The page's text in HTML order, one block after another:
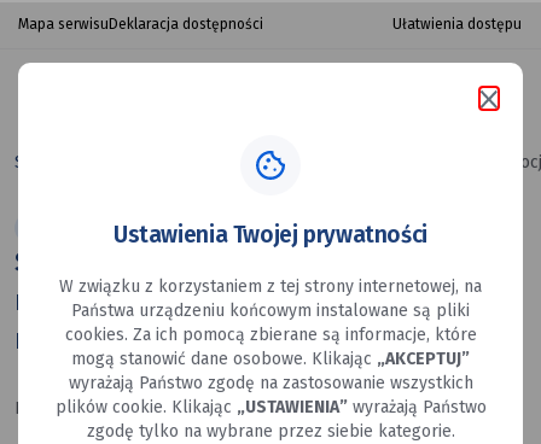
przejdź do nawigacji strony
przejdź do treści strony
przejdź do stopki strony
Siatkarski
maraton
Za
emocjonujący
weekend
na Słupnej
Mapa serwisu Deklaracja dostępności Ułatwienia dostępu
Strona główna Siatkarski maraton w Mysłowicach. Za nami
Siatkarski maraton w Mysłowicach. Za
nami emocjonujący weekend
na Słupnej
Data utworzenia: 09.06.2026
Ustawienia Twojej prywatności
W związku z korzystaniem z tej strony internetowej, na
Państwa urządzeniu końcowym instalowane są pliki
cookies. Za ich pomocą zbierane są informacje, które
mogą stanowić dane osobowe. Klikając „AKCEPTUJ”
wyrażają Państwo zgodę na zastosowanie wszystkich
plików cookie. Klikając „USTAWIENIA”wyrażają Państwo
zgodę tylko na wybrane przez siebie kategorie.